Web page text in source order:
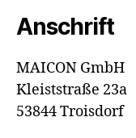
Anschrift
MAICON GmbH
Kleiststraße 23a
53844 Troisdorf